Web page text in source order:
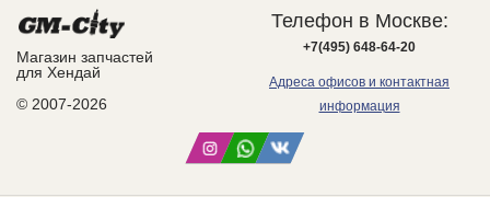
Магазин запчастей
для Хендай
© 2007-2026
Телефон в Москве:
+7(495) 648-64-20
Адреса офисов и контактная
информация